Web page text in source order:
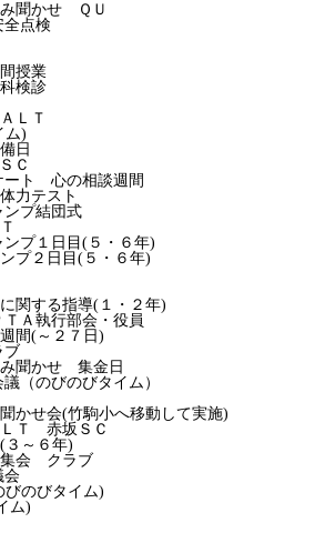
聞かせ ＱＵ
検
授業
検診
ＬＴ
)
日
Ｃ
心の相談週間
力テスト
結団式
日目(５・６年)
ンプ２日目(５・６年)
する指導(１・２年)
行部会・役員
間(～２７日)
聞かせ 集金日
びのびタイム）
かせ会(竹駒小へ移動して実施)
Ｔ 赤坂ＳＣ
～６年)
会 クラブ
のびタイム)
)